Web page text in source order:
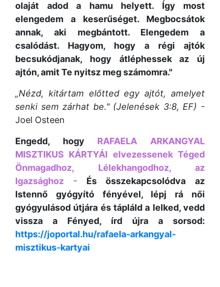
olaját adod a hamu helyett. Így most
elengedem a keserűséget. Megbocsátok
annak, aki megbántott. Elengedem a
csalódást. Hagyom, hogy a régi ajtók
becsukódjanak, hogy átléphessek az új
ajtón, amit Te nyitsz meg számomra."
„Nézd, kitártam előtted egy ajtót, amelyet
senki sem zárhat be." (Jelenések 3:8, EF) -
Joel Osteen
Engedd, hogy RAFAELA ARKANGYAL
MISZTIKUS KÁRTYÁI elvezessenek Téged
Önmagadhoz, Lélekhangodhoz, az
Igazsághoz - És összekapcsolódva az
Istennő gyógyító fényével, lépj rá női
gyógyulásod útjára és tápláld a lelked, vedd
vissza a Fényed, írd újra a sorsod:
https://joportal.hu/rafaela-arkangyal-
misztikus-kartyai